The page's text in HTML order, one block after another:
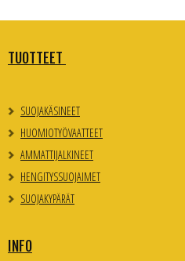
TUOTTEET
SUOJAKÄSINEET
HUOMIOTYÖVAATTEET
AMMATTIJALKINEET
HENGITYSSUOJAIMET
SUOJAKYPÄRÄT
INFO